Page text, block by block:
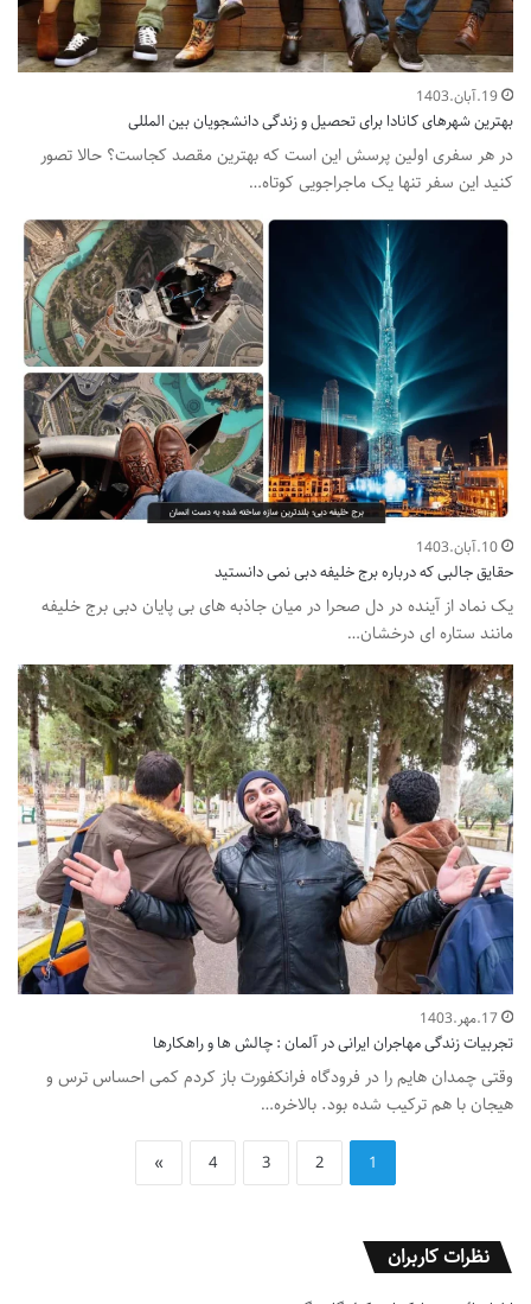
19.آبان.1403
بهترین شهرهای کانادا برای تحصیل و زندگی دانشجویان بین المللی
در هر سفری اولین پرسش این است که بهترین مقصد کجاست؟ حالا تصور
کنید این سفر تنها یک ماجراجویی کوتاه…
10.آبان.1403
حقایق جالبی که درباره برج خلیفه دبی نمی دانستید
یک نماد از آینده در دل صحرا در میان جاذبه های بی پایان دبی برج خلیفه
مانند ستاره ای درخشان…
17.مهر.1403
تجربیات زندگی مهاجران ایرانی در آلمان : چالش ها و راهکارها
وقتی چمدان هایم را در فرودگاه فرانکفورت باز کردم کمی احساس ترس و
هیجان با هم ترکیب شده بود. بالاخره…
1
2
3
4
»
نظرات کاربران